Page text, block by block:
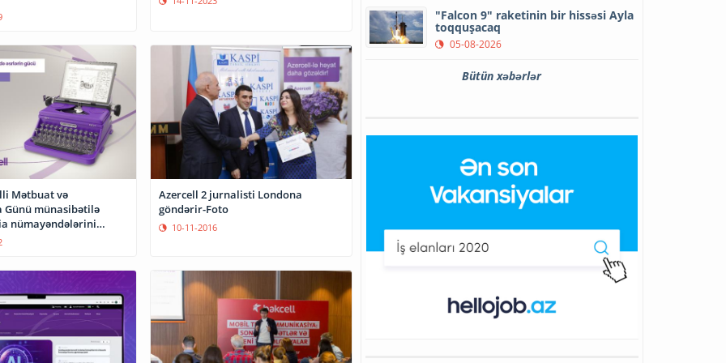
Mətbuat və
Günü münasibətilə
nümayəndələrini
Azercell 2 jurnalisti Londona
göndərir-Foto
10-11-2016
"Falcon 9" raketinin bir hissəsi Ayla
toqquşacaq
05-08-2026
Bütün xəbərlər